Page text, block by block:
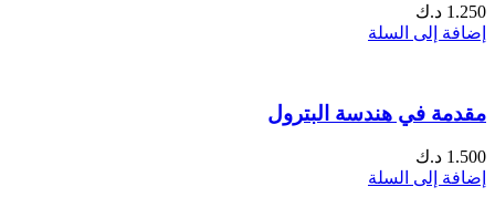
1.250 د.ك
إضافة إلى السلة
مقدمة في هندسة البترول
1.500 د.ك
إضافة إلى السلة